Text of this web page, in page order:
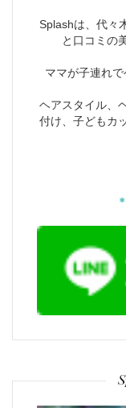
Splashは、代々
と口コミの
ママが子連れ
ヘアスタイル、
付け、子どもカ